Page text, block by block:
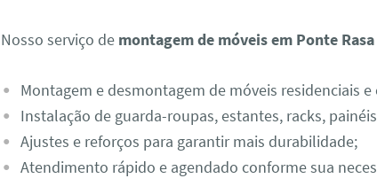
Nosso serviço de montagem de móveis em Ponte Rasa
Montagem e desmontagem de móveis residenciais e
Instalação de guarda-roupas, estantes, racks,
Ajustes e reforços para garantir mais durabilidade;
Atendimento rápido e agendado conforme sua